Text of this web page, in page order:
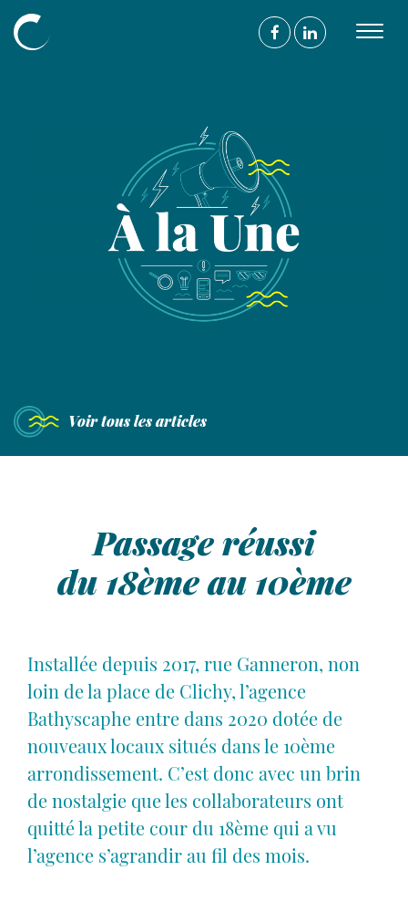
Nos mécénats
L’équipe
On parle de vous
Nous
rencontrer
75017 Paris
contact@agence-bathyscaphe.fr
01 44 65 34 22
Voir tous les articles
Passage réussi
du 18ème au 10ème
Installée depuis 2017, rue Ganneron, non
loin de la place de Clichy, l’agence
Bathyscaphe entre dans 2020 dotée de
nouveaux locaux situés dans le 10ème
arrondissement. C’est donc avec un brin
de nostalgie que les collaborateurs ont
quitté la petite cour du 18ème qui a vu
l’agence s’agrandir au fil des mois.